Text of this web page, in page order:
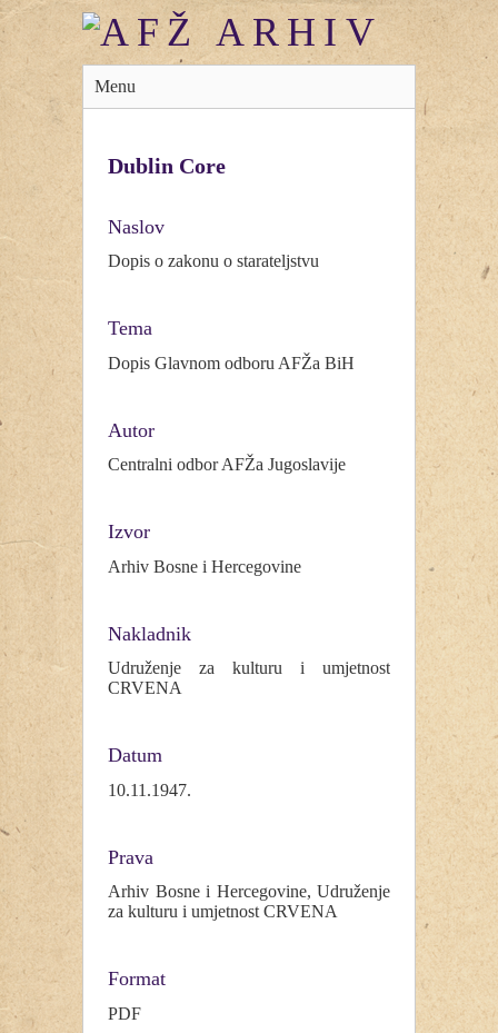
Menu
Dublin Core
Naslov
Dopis o zakonu o starateljstvu
Tema
Dopis Glavnom odboru AFŽa BiH
Autor
Centralni odbor AFŽa Jugoslavije
Izvor
Arhiv Bosne i Hercegovine
Nakladnik
Udruženje za kulturu i umjetnost
CRVENA
Datum
10.11.1947.
Prava
Arhiv Bosne i Hercegovine, Udruženje
za kulturu i umjetnost CRVENA
Format
PDF